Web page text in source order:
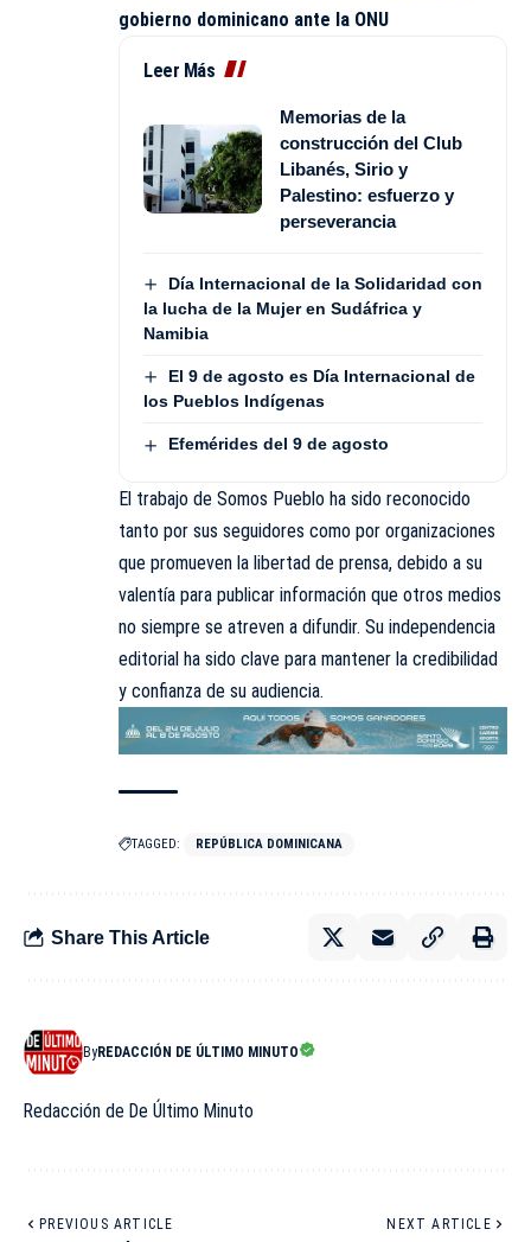
gobierno dominicano ante la ONU
Leer Más
Memorias de la
construcción del Club
Libanés, Sirio y
Palestino: esfuerzo y
perseverancia
Día Internacional de la Solidaridad con
la lucha de la Mujer en Sudáfrica y
Namibia
El 9 de agosto es Día Internacional de
los Pueblos Indígenas
Efemérides del 9 de agosto
El trabajo de Somos Pueblo ha sido reconocido
tanto por sus seguidores como por organizaciones
que promueven la libertad de prensa, debido a su
valentía para publicar información que otros medios
no siempre se atreven a difundir. Su independencia
editorial ha sido clave para mantener la credibilidad
y confianza de su audiencia.
TAGGED: REPÚBLICA DOMINICANA
Share This Article
ByREDACCIÓN DE ÚLTIMO MINUTO
Redacción de De Último Minuto
PREVIOUS ARTICLE NEXT ARTICLE